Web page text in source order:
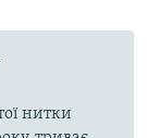
нитки